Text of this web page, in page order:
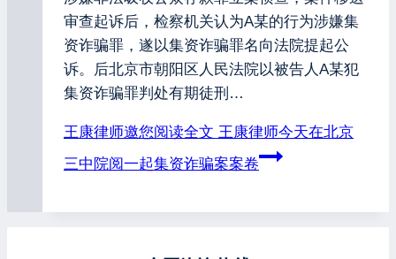
审查起诉后，检察机关认为A某的行为涉嫌集
资诈骗罪，遂以集资诈骗罪名向法院提起公
诉。后北京市朝阳区人民法院以被告人A某犯
集资诈骗罪判处有期徒刑…
王康律师邀您阅读全文 王康律师今天在北京
三中院阅一起集资诈骗案案卷